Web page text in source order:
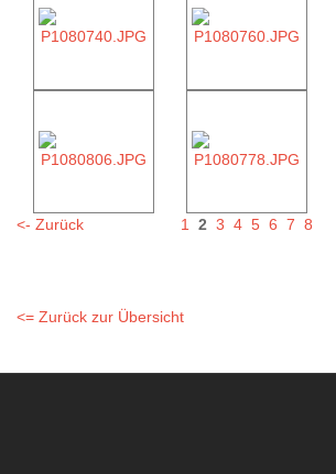
<- Zurück 1 2 3 4 5 6 7 8
<= Zurück zur Übersicht